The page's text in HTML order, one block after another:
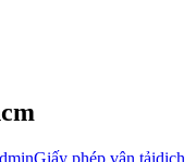
Giấy phép vận tảidịch